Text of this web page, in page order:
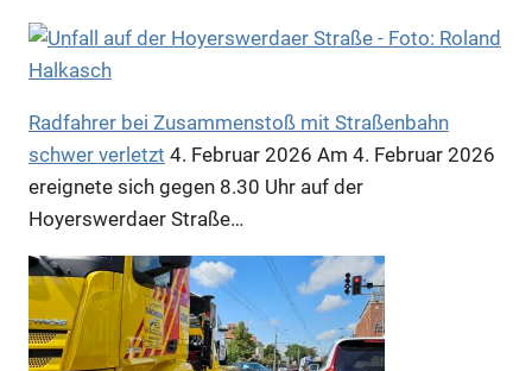
Anzeige
Radfahrer bei Zusammenstoß mit Straßenbahn
schwer verletzt 4. Februar 2026 Am 4. Februar 2026
ereignete sich gegen 8.30 Uhr auf der
Hoyerswerdaer Straße…